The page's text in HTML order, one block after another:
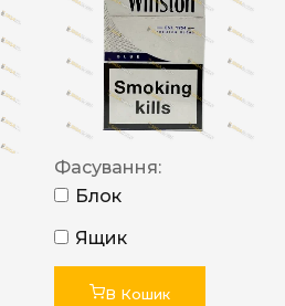
Фасування:
Блок
Ящик
В Кошик